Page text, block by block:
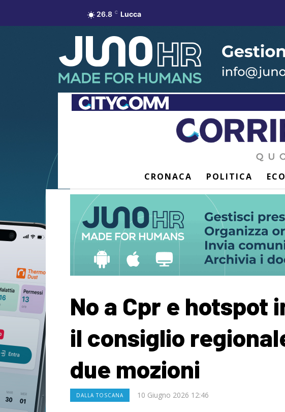
26.8 C Lucca
CRONACA POLITICA
No a Cpr e hotspot
il consiglio
due mozioni
DALLA TOSCANA 10 Giugno 2026 12:46